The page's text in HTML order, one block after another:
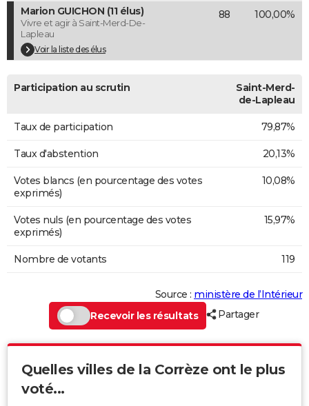
S'inscrire
Se connecter
Lycées
Collèges
Primaires
Universités
Entreprises
Service militaire
Avis de recherche
AVIS DE DÉCÈS
FORUM
Marion GUICHON (11 élus)
Vivre et agir à Saint-Merd-De-
Lapleau
Voir la liste des élus
88 100,00%
Participation au scrutin
Saint-Merd-
de-Lapleau
Taux de participation 79,87%
Taux d'abstention 20,13%
Votes blancs (en pourcentage des votes
exprimés)
10,08%
Votes nuls (en pourcentage des votes
exprimés)
15,97%
Nombre de votants 119
Source : ministère de l’Intérieur
Recevoir les résultats
Partager
Quelles villes de la Corrèze ont le plus
voté...